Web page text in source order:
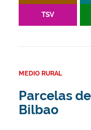
TSV
MEDIO RURAL
Parcelas
Bilbao